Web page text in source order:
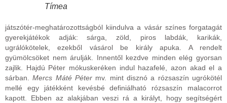
Tímea
játszótér-meghatározottságból kiindulva a vásár színes forgatagát
gyerekjátékok adják: sárga, zöld, piros labdák, karikák,
ugrálókötelek, ezekből vásárol be király apuka. A rendelt
gyümölcsöket nem árulják. Innentől kezdve minden elég gyorsan
zajlik. Hajdú Péter mókuskeréken indul hazafelé, azon akad el a
sárban.Mercs Máté Péter mv. mint disznó a rózsaszín ugrókötél
mellé egy játékként kevésbé definiálható rózsaszín malacorrot
kapott. Ebben az alakjában veszi rá a királyt, hogy segítségért